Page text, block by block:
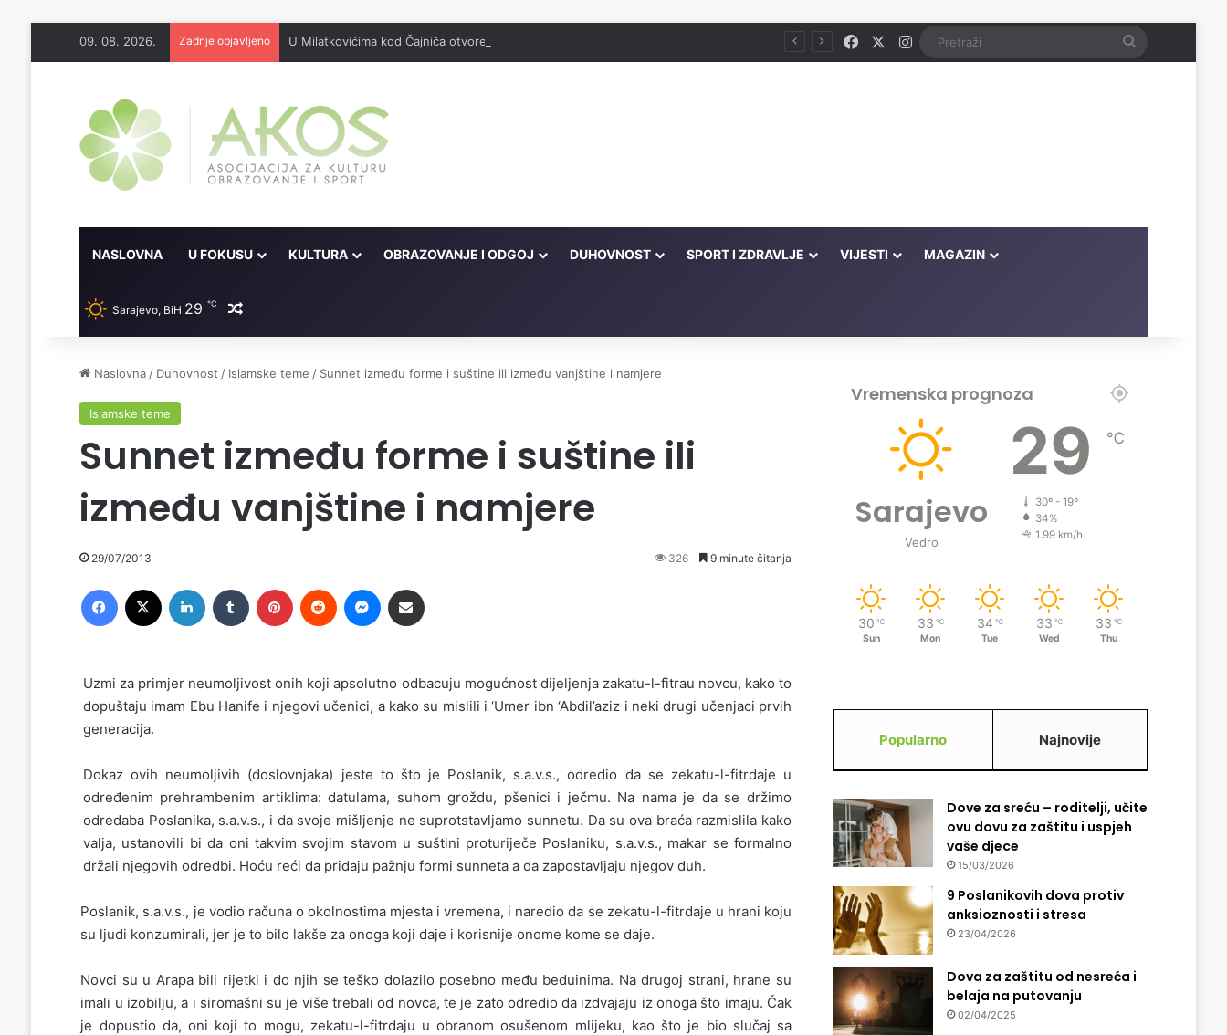
09. 08. 2026. Zadnje objavljeno U Milatkovićima kod Čajniča otvorena džamija srušena 1943. godine FacebookInstagram Pretraži
NASLOVNA U FOKUSU KULTURA OBRAZOVANJE I ODGOJ DUHOVNOST SPORT I ZDRAVLJE VIJESTI MAGAZIN
Sarajevo, BiH 29 ℃ Random članak
Naslovna / Duhovnost / Islamske teme / Sunnet između forme i suštine ili između vanjštine i namjere
Islamske teme
Sunnet između forme i suštine ili
između vanjštine i namjere
29/07/2013 326 9 minute čitanja
Uzmi za primjer neumoljivost onih koji apsolutno odbacuju mogućnost dijeljenja zakatu-l-fitrau novcu, kako to
dopuštaju imam Ebu Hanife i njegovi učenici, a kako su mislili i ‘Umer ibn ‘Abdil’aziz i neki drugi učenjaci prvih
generacija.
Dokaz ovih neumoljivih (doslovnjaka) jeste to što je Poslanik, s.a.v.s., odredio da se zekatu-l-fitrdaje u
određenim prehrambenim artiklima: datulama, suhom groždu, pšenici i ječmu. Na nama je da se držimo
odredaba Poslanika, s.a.v.s., i da svoje mišljenje ne suprot­stavljamo sunnetu. Da su ova braća razmislila kako
valja, ustanovili bi da oni takvim svojim stavom u suštini proturiječe Poslaniku, s.a.v.s., makar se formalno
držali njegovih odredbi. Hoću reći da pridaju pažnju formi sunneta a da zapostavljaju njegov duh.
Poslanik, s.a.v.s., je vodio računa o okolnostima mjesta i vremena, i naredio da se zekatu-l-fitrdaje u hrani koju
su ljudi konzumirali, jer je to bilo lakše za onoga koji daje i korisnije onome kome se daje.
Novci su u Arapa bili rijetki i do njih se teško dolazilo posebno među beduinima. Na drugoj strani, hrane su
imali u izobilju, a i siromašni su je više trebali od novca, te je zato odredio da izdvajaju iz onoga što imaju. Čak
je dopustio da, oni koji to mogu, zekatu-l-fitrdaju u obranom osušenom mlijeku, kao što je bio slučaj sa
Vremenska prognoza
Sarajevo
Vedro
29 ℃
30º - 19º
34%
1.99 km/h
30 ℃
Sun
33 ℃
Mon
34 ℃
Tue
33 ℃
Wed
33 ℃
Thu
Popularno Najnovije
Dove za sreću – roditelji, učite
ovu dovu za zaštitu i uspjeh
vaše djece
15/03/2026
9 Poslanikovih dova protiv
anksioznosti i stresa
23/04/2026
Dova za zaštitu od nesreća i
belaja na putovanju
02/04/2025